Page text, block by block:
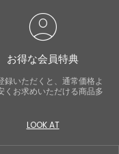
account_circle
お得な会員特典
録いただくと、通常価格よ
くお求めいただける商品多
LOOK AT